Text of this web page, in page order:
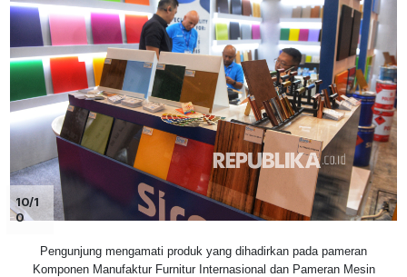
10/1
0
Pengunjung mengamati produk yang dihadirkan pada pameran
Komponen Manufaktur Furnitur Internasional dan Pameran Mesin